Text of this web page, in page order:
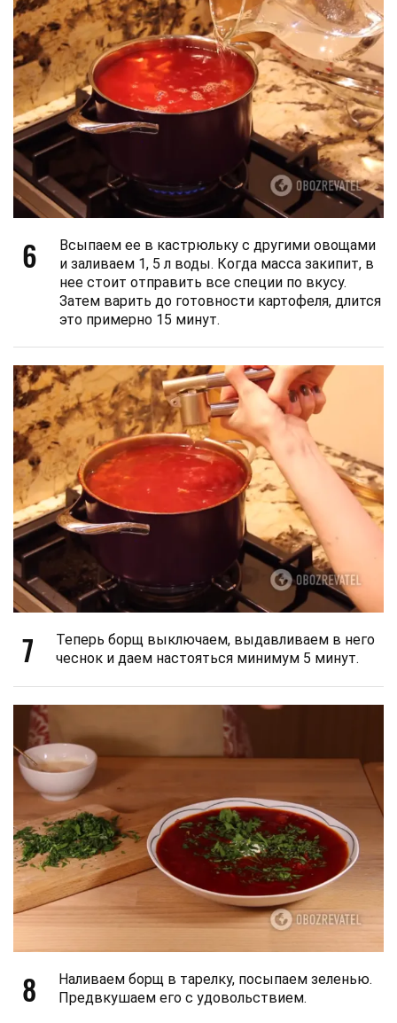
6
Всыпаем ее в кастрюльку с другими овощами
и заливаем 1, 5 л воды. Когда масса закипит, в
нее стоит отправить все специи по вкусу.
Затем варить до готовности картофеля, длится
это примерно 15 минут.
7
Теперь борщ выключаем, выдавливаем в него
чеснок и даем настояться минимум 5 минут.
8
Наливаем борщ в тарелку, посыпаем зеленью.
Предвкушаем его с удовольствием.